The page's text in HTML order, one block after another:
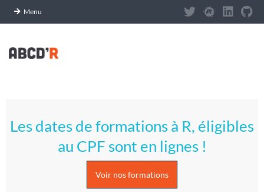
Menu
content
S
Menu
Les dates de formations à R, éligibles
au CPF sont en lignes !
Voir nos formations
Panneau de gestion des cookies